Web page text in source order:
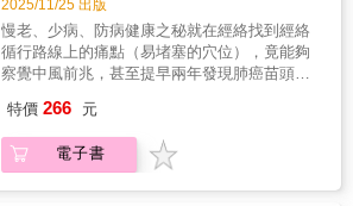
他提出的做法及理論經過30多年的驗證，才能
讓人真正放心。●朋友跟我大力推薦這本書還有
書中的方法，但也有事先提醒我：「作者說話
很不客氣哦！」我先去圖書館借來看，後來發
現這本書實在太好了，最後自己又跑去買了一
本。確實，作者說話很不客氣，但我卻感覺到
了他「醫者父母心」的擔憂，要不是真的關心
讀者及病患，其實他沒必要如此苦口婆心，所
說，利用薑來提升體溫，不但可以治萬病，更
是最棒的內臓強化法。●看過書之後，我立刻按
照書中所建議的，將乾薑用食物調理機打成粉
都會撒上1g食用，這個習慣已經持續了一個多
的超低溫天氣，多虧了乾薑粉，即使再冷的天
氣，我的手腳仍然暖呼呼，晚上能溫暖入睡，
半夜被冷醒上廁所的狀況也大幅減少了。我的
絡能量流動，啟動自癒力，小毛病就不成大問
題。‧注意經絡時間，提早兩年發現癌症前兆‧心
臟供血不足、心悸胸悶消失‧按揉小腿肝經解除
中風警報‧乳腺保養在背部天宗穴‧頑固的肩頸問
題是因為小腸長期受寒……精彩內容☑不舒服
點揉崑崙穴凌晨3-5點醒來→肺經→敲孔最穴、
揉魚際穴☑自我檢查潛在病情胃→按梁丘穴、
豐隆穴是否會痛？心血管→捏揉蝴蝶袖是否會
2025/11/25 出版
慢老、少病、防病健康之秘就在經絡找到經絡
循行路線上的痛點（易堵塞的穴位），竟能夠
察覺中風前兆，甚至提早兩年發現肺癌苗頭！
康的調養捷徑48種常見病症經絡處方51個易堵
塞痛點經絡，是最早的健康預警器看病痛出現
在哪條經絡上，就按揉上面的易堵塞穴位，效
特價 266 元
電子書